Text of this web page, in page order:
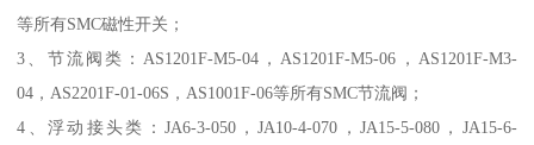
等所有SMC磁性开关；
3、节流阀类：AS1201F-M5-04，AS1201F-M5-06，AS1201F-M3-
04，AS2201F-01-06S，AS1001F-06等所有SMC节流阀；
4、浮动接头类：JA6-3-050，JA10-4-070，JA15-5-080，JA15-6-